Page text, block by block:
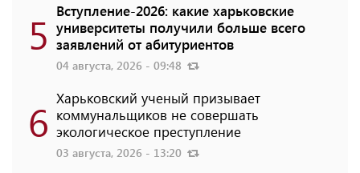
5 Вступление-2026: какие харьковские
университеты получили больше всего
заявлений от абитуриентов
04 августа, 2026 - 09:48
6 Харьковский ученый призывает
коммунальщиков не совершать
экологическое преступление
03 августа, 2026 - 13:20